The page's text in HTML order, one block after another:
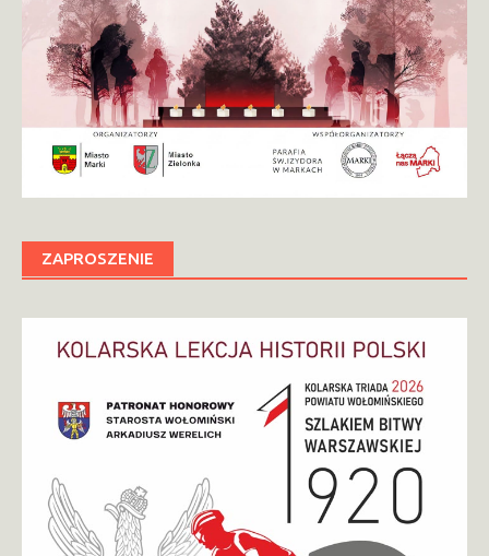
ZAPROSZENIE